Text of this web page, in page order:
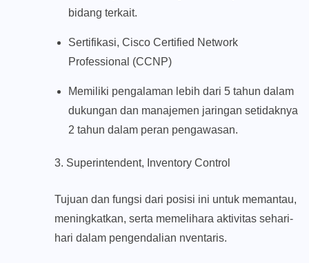
bidang terkait.
Sertifikasi, Cisco Certified Network
Professional (CCNP)
Memiliki pengalaman lebih dari 5 tahun dalam
dukungan dan manajemen jaringan setidaknya
2 tahun dalam peran pengawasan.
3. Superintendent, Inventory Control
Tujuan dan fungsi dari posisi ini untuk memantau,
meningkatkan, serta memelihara aktivitas sehari-
hari dalam pengendalian nventaris.